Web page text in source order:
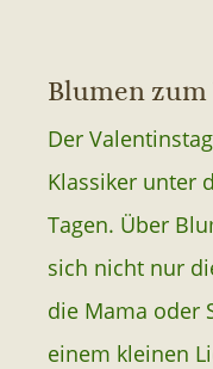
Blumen
Der
Klassiker unter
Tagen. Über
sich nicht nur
die Mama oder
einem kleinen